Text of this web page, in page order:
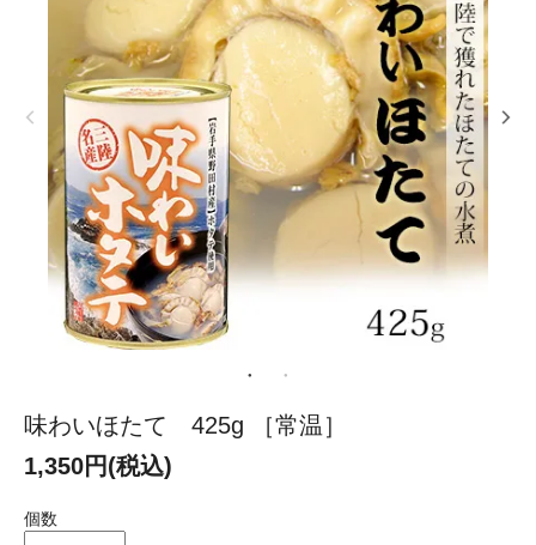
味わいほたて 425g ［常温］
1,350円(税込)
個数